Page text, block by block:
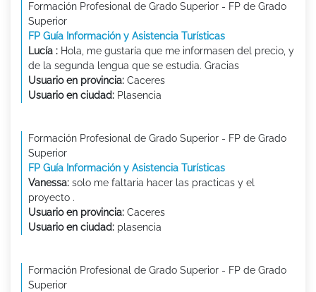
Formación Profesional de Grado Superior - FP de Grado
Superior
FP Guía Información y Asistencia Turísticas
Lucía : Hola, me gustaría que me informasen del precio, y
de la segunda lengua que se estudia. Gracias
Usuario en provincia: Caceres
Usuario en ciudad: Plasencia
Formación Profesional de Grado Superior - FP de Grado
Superior
FP Guía Información y Asistencia Turísticas
Vanessa: solo me faltaria hacer las practicas y el
proyecto .
Usuario en provincia: Caceres
Usuario en ciudad: plasencia
Formación Profesional de Grado Superior - FP de Grado
Superior